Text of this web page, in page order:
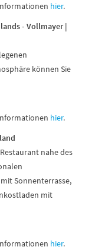
hier.
- Vollmayer |
können Sie
hier.
nahe des
Sonnenterrasse,
mit
hier.